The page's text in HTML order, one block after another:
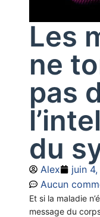
Les
ne
pas
du
Alex juin
Aucun
Et si la maladie
message du